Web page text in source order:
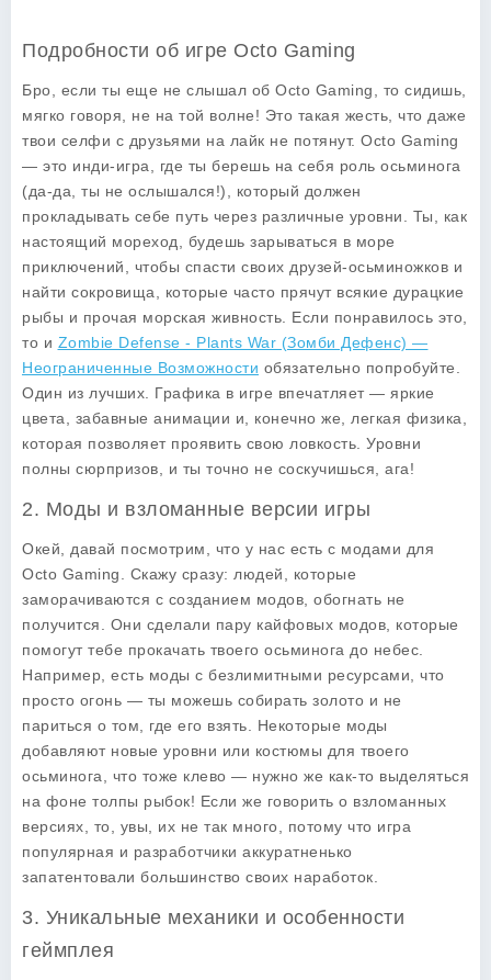
Подробности об игре Octo Gaming
Бро, если ты еще не слышал об Octo Gaming, то сидишь,
мягко говоря, не на той волне! Это такая жесть, что даже
твои селфи с друзьями на лайк не потянут. Octo Gaming
— это инди-игра, где ты берешь на себя роль осьминога
(да-да, ты не ослышался!), который должен
прокладывать себе путь через различные уровни. Ты, как
настоящий мореход, будешь зарываться в море
приключений, чтобы спасти своих друзей-осьминожков и
найти сокровища, которые часто прячут всякие дурацкие
рыбы и прочая морская живность. Если понравилось это,
то и Zombie Defense - Plants War (Зомби Дефенс) —
Неограниченные Возможности обязательно попробуйте.
Один из лучших. Графика в игре впечатляет — яркие
цвета, забавные анимации и, конечно же, легкая физика,
которая позволяет проявить свою ловкость. Уровни
полны сюрпризов, и ты точно не соскучишься, ага!
2. Моды и взломанные версии игры
Окей, давай посмотрим, что у нас есть с модами для
Octo Gaming. Скажу сразу: людей, которые
заморачиваются с созданием модов, обогнать не
получится. Они сделали пару кайфовых модов, которые
помогут тебе прокачать твоего осьминога до небес.
Например, есть моды с безлимитными ресурсами, что
просто огонь — ты можешь собирать золото и не
париться о том, где его взять. Некоторые моды
добавляют новые уровни или костюмы для твоего
осьминога, что тоже клево — нужно же как-то выделяться
на фоне толпы рыбок! Если же говорить о взломанных
версиях, то, увы, их не так много, потому что игра
популярная и разработчики аккуратненько
запатентовали большинство своих наработок.
3. Уникальные механики и особенности
геймплея